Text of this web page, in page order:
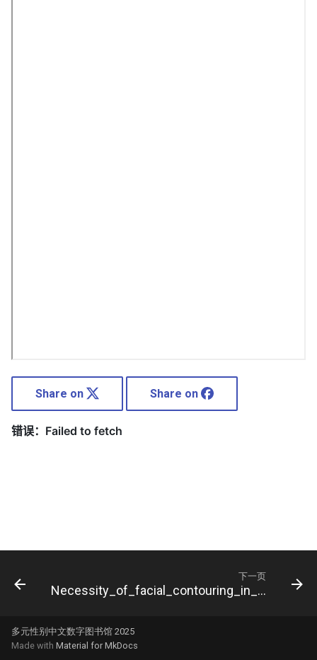
Share on Share on
下一页
Necessity_of_facial_contouring_in_feminization_surgery_for
多元性别中文数字图书馆 2025
Made with Material for MkDocs